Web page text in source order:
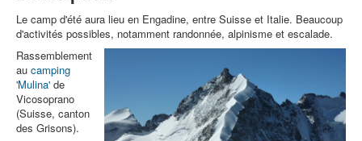
Le camp d'été aura lieu en Engadine, entre Suisse et Italie. Beaucoup
d'activités possibles, notamment randonnée, alpinisme et escalade.
Rassemblement
au camping
'Mulina' de
Vicosoprano
(Suisse, canton
des Grisons).